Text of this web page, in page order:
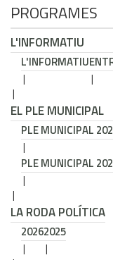
PROGRAMES
L'INFORMATIU
L'INFORMATIU
EL PLE MUNICIPAL
PLE MUNICIPAL
PLE MUNICIPAL
LA RODA POLÍTICA
20262025